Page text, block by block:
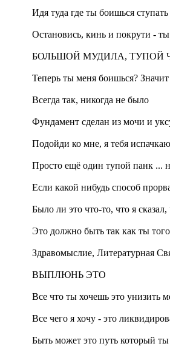
Идя туда где ты боишься ступать
Остановись, кинь и
БОЛЬШОЙ МУДИЛА, ТУПОЙ
Теперь ты меня боишься?
Всегда так, никогда не было
Фундамент сделан из мочи и
Подойди ко мне, я тебя
Просто ещё один тупой панк ...
Если какой нибудь способ
Было ли это что-то, что я сказал,
Это должно быть так как ты
Здравомыслие, Литературная
ВЫПЛЮНЬ ЭТО
Все что ты хочешь это унизить
Все чего я хочу - это
Быть может это путь который